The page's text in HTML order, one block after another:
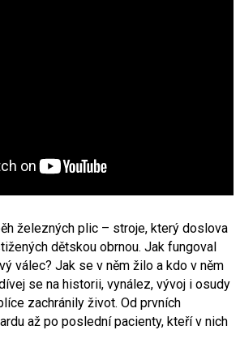
železných plic – stroje, který doslova
dětskou obrnou. Jak fungoval
válec? Jak se v něm žilo a kdo v něm
se na historii, vynález, vývoj i osudy
zachránily život. Od prvních
až po poslední pacienty, kteří v nich